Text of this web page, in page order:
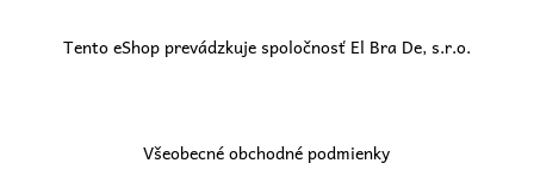
Tento eShop prevádzkuje spoločnosť El Bra De, s.r.o.
Všeobecné obchodné podmienky